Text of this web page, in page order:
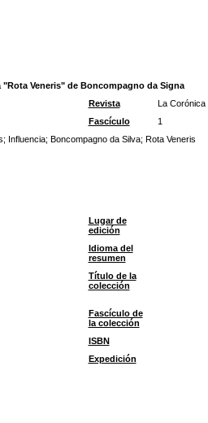
Veneris" de Boncompagno da Signa
Revista La Corónica
Fascículo 1
; Influencia; Boncompagno da Silva; Rota Veneris
Lugar de
edición
Idioma del
resumen
Título de la
colección
Fascículo de
la colección
ISBN
Expedición